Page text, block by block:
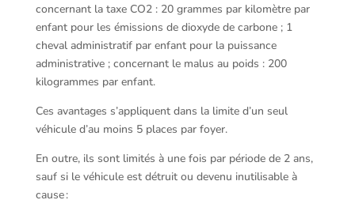
concernant la taxe CO2 : 20 grammes par kilomètre par
enfant pour les émissions de dioxyde de carbone ; 1
cheval administratif par enfant pour la puissance
administrative ; concernant le malus au poids : 200
kilogrammes par enfant.
Ces avantages s’appliquent dans la limite d’un seul
véhicule d’au moins 5 places par foyer.
En outre, ils sont limités à une fois par période de 2 ans,
sauf si le véhicule est détruit ou devenu inutilisable à
cause :